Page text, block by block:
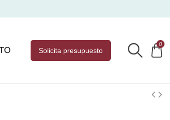
solicita presupuesto
0